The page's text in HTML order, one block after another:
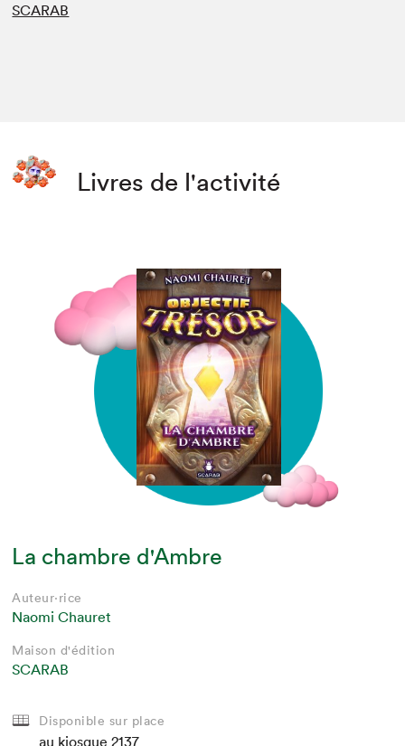
SCARAB
Livres de l'activité
La chambre d'Ambre
Auteur·rice
Naomi Chauret
Maison d'édition
SCARAB
Disponible sur place
au kiosque 2137